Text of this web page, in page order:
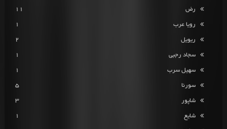
رض 11
رویا عرب 1
ریویل 2
سجاد رجبی 1
سهیل سرب 1
سورنا 5
شاپور 3
شایع 1